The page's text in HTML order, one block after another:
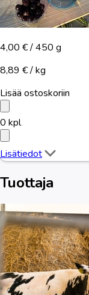
4,00 €/ 450 g
8,89 € / kg
Lisää ostoskoriin
0 kpl
Lisätiedot
Tuottaja